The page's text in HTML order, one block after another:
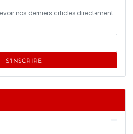
nos derniers articles directement
S'INSCRIRE